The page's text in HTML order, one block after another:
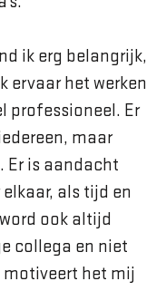
ik erg belangrijk,
ervaar het werken
professioneel. Er
maar
Er is aandacht
als tijd en
ook altijd
collega en niet
motiveert het mij